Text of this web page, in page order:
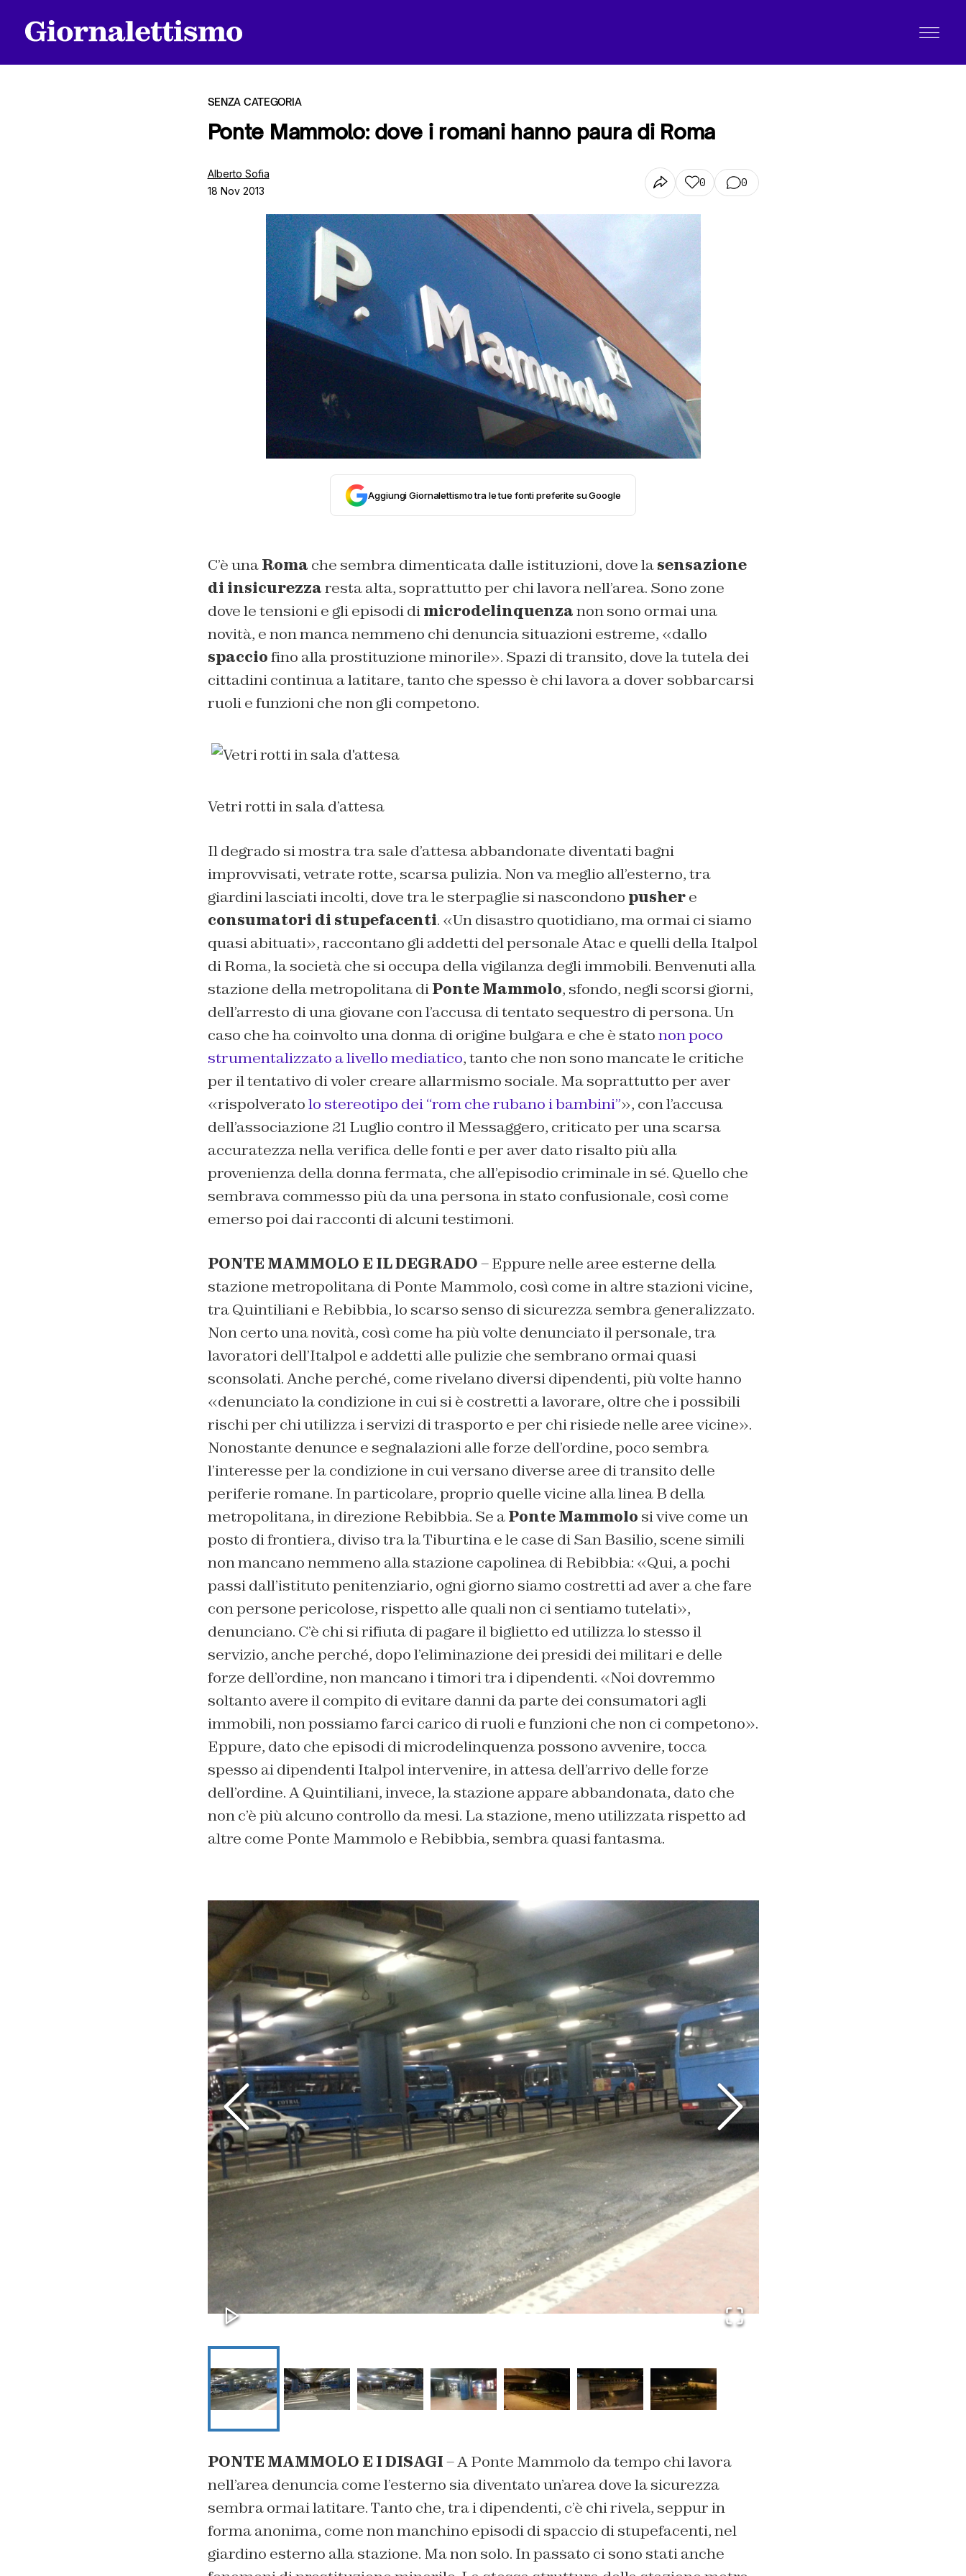
SENZA CATEGORIA
Ponte Mammolo: dove i romani hanno paura di Roma
Alberto Sofia
18 Nov 2013
0 0
Aggiungi Giornalettismo tra le tue fonti preferite su Google
C’è unaRoma che sembra dimenticata dalle istituzioni, dove lasensazione
di insicurezzaresta alta, soprattutto per chi lavora nell’area. Sono zone
dove le tensioni e gli episodi dimicrodelinquenzanon sono ormai una
novità, e non manca nemmeno chi denuncia situazioni estreme, «dallo
spacciofino alla prostituzione minorile». Spazi di transito, dove la tutela dei
cittadini continua a latitare, tanto che spesso è chi lavora a dover sobbarcarsi
ruoli e funzioni che non gli competono.
Vetri rotti in sala d’attesa
Il degrado si mostra tra sale d’attesa abbandonate diventati bagni
improvvisati, vetrate rotte, scarsa pulizia. Non va meglio all’esterno, tra
giardini lasciati incolti, dove tra le sterpaglie si nascondono pushere
consumatori di stupefacenti. «Un disastro quotidiano, ma ormai ci siamo
quasi abituati», raccontano gli addetti del personale Atac e quelli della Italpol
di Roma, la società che si occupa della vigilanza degli immobili. Benvenuti alla
stazione della metropolitana diPonte Mammolo, sfondo, negli scorsi giorni,
dell’arresto di una giovane con l’accusa di tentato sequestro di persona. Un
caso che ha coinvolto una donna di origine bulgara e che è statonon poco
strumentalizzato a livello mediatico, tanto che non sono mancate le critiche
per il tentativo di voler creare allarmismo sociale. Ma soprattutto per aver
«rispolveratolo stereotipo dei “rom che rubano i bambini”», con l’accusa
dell’associazione 21 Luglio contro il Messaggero, criticato per una scarsa
accuratezza nella verifica delle fonti e per aver dato risalto più alla
provenienza della donna fermata, che all’episodio criminale in sé. Quello che
sembrava commesso più da una persona in stato confusionale, così come
emerso poi dai racconti di alcuni testimoni.
PONTE MAMMOLO E IL DEGRADO– Eppure nelle aree esterne della
stazione metropolitana di Ponte Mammolo, così come in altre stazioni vicine,
tra Quintiliani e Rebibbia, lo scarso senso di sicurezza sembra generalizzato.
Non certo una novità, così come ha più volte denunciato il personale, tra
lavoratori dell’Italpol e addetti alle pulizie che sembrano ormai quasi
sconsolati. Anche perché, come rivelano diversi dipendenti, più volte hanno
«denunciato la condizione in cui si è costretti a lavorare, oltre che i possibili
rischi per chi utilizza i servizi di trasporto e per chi risiede nelle aree vicine».
Nonostante denunce e segnalazioni alle forze dell’ordine, poco sembra
l’interesse per la condizione in cui versano diverse aree di transito delle
periferie romane. In particolare, proprio quelle vicine alla linea B della
metropolitana, in direzione Rebibbia. Se aPonte Mammolo si vive come un
posto di frontiera, diviso tra la Tiburtina e le case di San Basilio, scene simili
non mancano nemmeno alla stazione capolinea di Rebibbia: «Qui, a pochi
passi dall’istituto penitenziario, ogni giorno siamo costretti ad aver a che fare
con persone pericolose, rispetto alle quali non ci sentiamo tutelati»,
denunciano. C’è chi si rifiuta di pagare il biglietto ed utilizza lo stesso il
servizio, anche perché, dopo l’eliminazione dei presidi dei militari e delle
forze dell’ordine, non mancano i timori tra i dipendenti. «Noi dovremmo
soltanto avere il compito di evitare danni da parte dei consumatori agli
immobili, non possiamo farci carico di ruoli e funzioni che non ci competono».
Eppure, dato che episodi di microdelinquenza possono avvenire, tocca
spesso ai dipendenti Italpol intervenire, in attesa dell’arrivo delle forze
dell’ordine. A Quintiliani, invece, la stazione appare abbandonata, dato che
non c’è più alcuno controllo da mesi. La stazione, meno utilizzata rispetto ad
altre come Ponte Mammolo e Rebibbia, sembra quasi fantasma.
PONTE MAMMOLO E I DISAGI– A Ponte Mammolo da tempo chi lavora
nell’area denuncia come l’esterno sia diventato un’area dove la sicurezza
sembra ormai latitare. Tanto che, tra i dipendenti, c’è chi rivela, seppur in
forma anonima, come non manchino episodi di spaccio di stupefacenti, nel
giardino esterno alla stazione. Ma non solo. In passato ci sono stati anche